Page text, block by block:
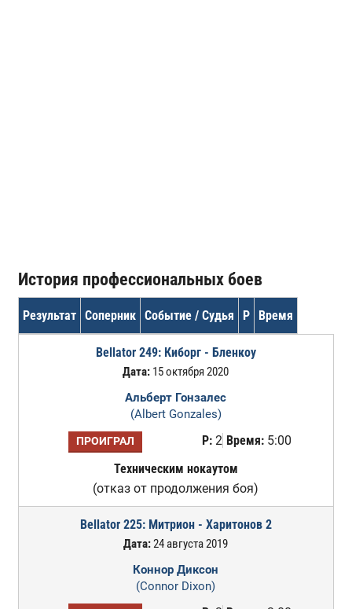
История профессиональных боев
Результат Соперник Событие / Судья Р Время
Bellator 249: Киборг - Бленкоу
Дата: 15 октября 2020
Альберт Гонзалес
(Albert Gonzales)
ПРОИГРАЛ Р:2 Время:5:00
Техническим нокаутом
(отказ от продолжения боя)
Bellator 225: Митрион - Харитонов 2
Дата:24 августа 2019
Коннор Диксон
(Connor Dixon)